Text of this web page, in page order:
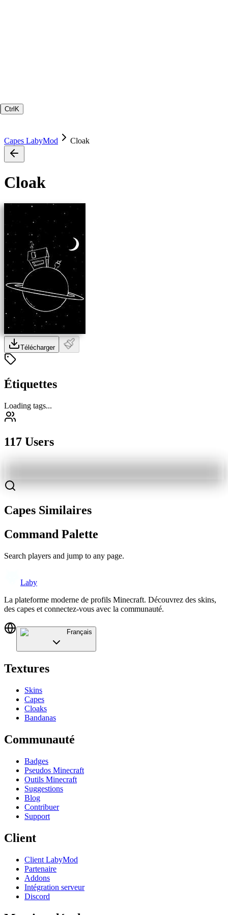
Ctrl K
Capes LabyMod Cloak
Cloak
Télécharger
Étiquettes
Loading tags...
117 Users
Capes Similaires
Command Palette
Search players and jump to any page.
Laby
La plateforme moderne de profils Minecraft. Découvrez des skins,
des capes et connectez-vous avec la communauté.
Français
Textures
Skins
Capes
Cloaks
Bandanas
Communauté
Badges
Pseudos Minecraft
Outils Minecraft
Suggestions
Blog
Contribuer
Support
Client
Client LabyMod
Partenaire
Addons
Intégration serveur
Discord